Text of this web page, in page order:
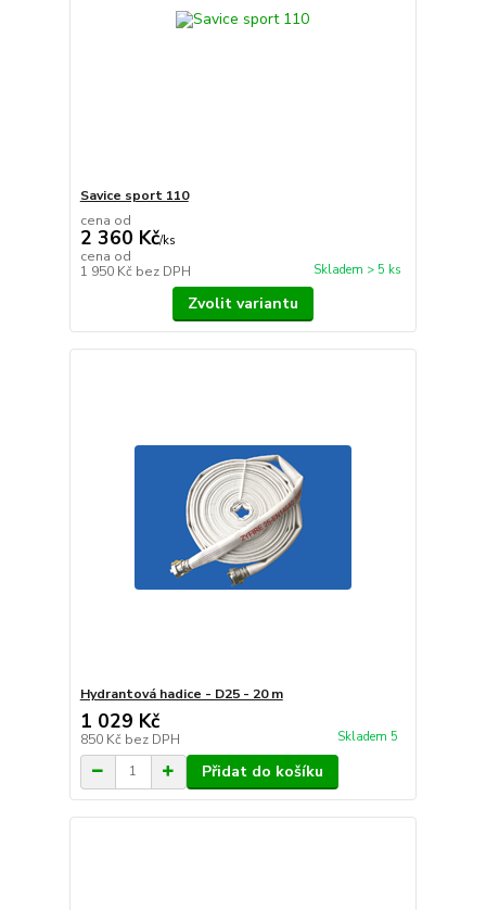
Savice sport 110
cena od
2 360 Kč/ks
cena od
1 950 Kč bez DPH Skladem > 5 ks
Zvolit variantu
Hydrantová hadice - D25 - 20 m
1 029 Kč
850 Kč bez DPH Skladem 5
Přidat do košíku